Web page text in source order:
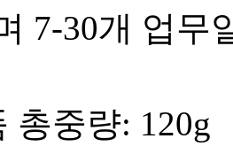
7-30개 업무
총중량: 120g